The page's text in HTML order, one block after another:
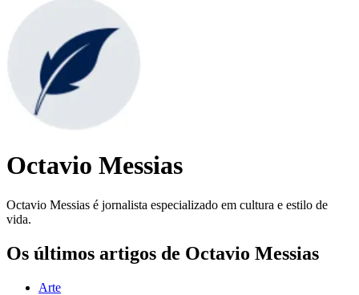
Octavio Messias
Octavio Messias é jornalista especializado em cultura e estilo de
vida.
Os últimos artigos de Octavio Messias
Arte